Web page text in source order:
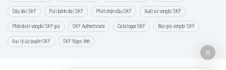
Dây đai SKF Puli bánh đai SKF Phớt chặn dầu SKF Xuất xứ vòng bi SKF
Phân biệt vòng bi SKF giả SKF Authenticate Catalogue SKF Báo giá vòng bi SKF
Đại lý ủy quyền SKF SKF Ngọc Anh